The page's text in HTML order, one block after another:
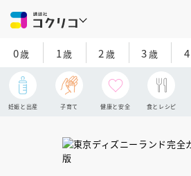
0歳 1歳 2 歳 3歳 4
妊娠と出産 子育て 健康と安全 食とレシピ